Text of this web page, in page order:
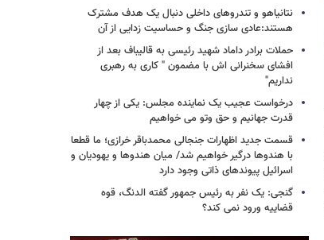
نتانیاهو و تندروهای داخلی دنبال یک هدف مشترک
هستند:عادی سازی جنگ و حساسیت زدایی از آن
حملات برادر داماد شهید رئیسی به قالیباف بعد از
افشای سخنرانی اش با مضمون " کاری به رهبری
نداریم"
درخواست عجیب یک نماینده مجلس: یکی از چهار
قدرت جهانیم و حق وتو می خواهیم
قسمت جدید اظهارات جنجالی محمدباقر خرازی؛ ما قطعا
با هندوها درگیر خواهیم شد/ میان هندوها و یهودیان و
اسرائیل پیوندهای ذاتی وجود دارد
گنجی: یک نفر به رئیس جمهور گفته الدنگ، قوه
قضاییه ورود نمی کند؟